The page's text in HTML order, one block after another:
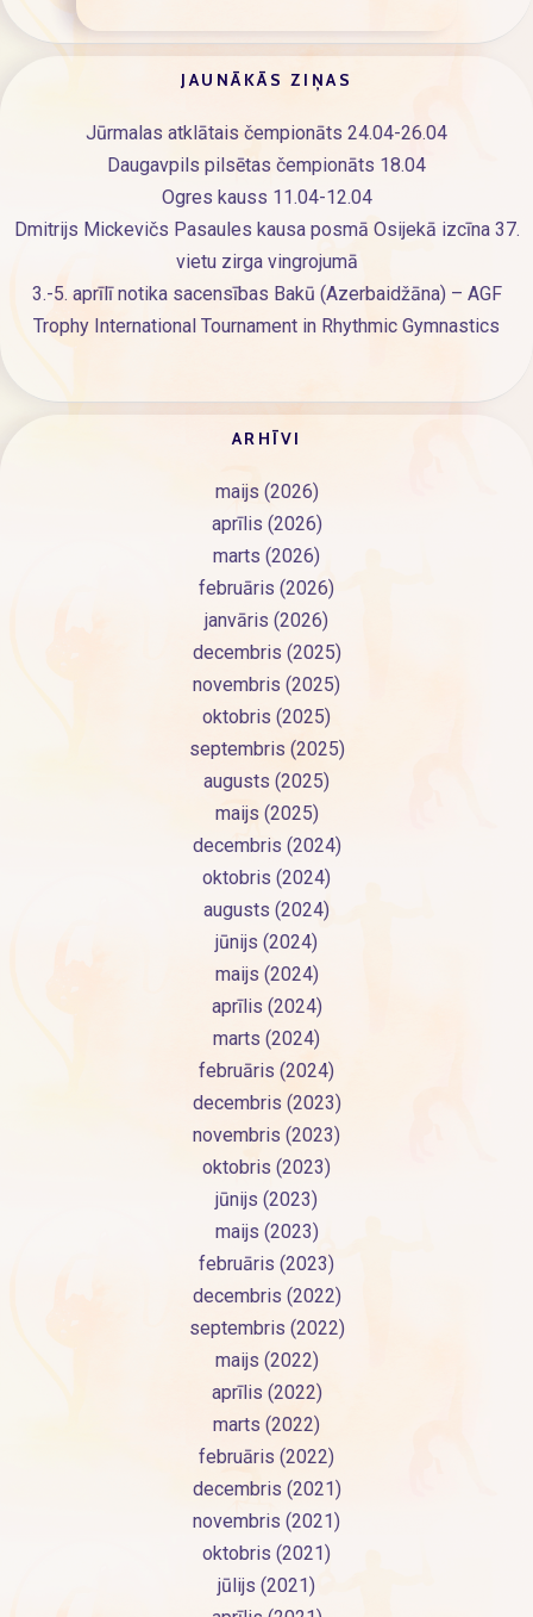
JAUNĀKĀS ZIŅAS
Jūrmalas atklātais čempionāts 24.04-26.04
Daugavpils pilsētas čempionāts 18.04
Ogres kauss 11.04-12.04
Dmitrijs Mickevičs Pasaules kausa posmā Osijekā izcīna 37.
vietu zirga vingrojumā
3.-5. aprīlī notika sacensības Bakū (Azerbaidžāna) – AGF
Trophy International Tournament in Rhythmic Gymnastics
ARHĪVI
maijs (2026)
aprīlis (2026)
marts (2026)
februāris (2026)
janvāris (2026)
decembris (2025)
novembris (2025)
oktobris (2025)
septembris (2025)
augusts (2025)
maijs (2025)
decembris (2024)
oktobris (2024)
augusts (2024)
jūnijs (2024)
maijs (2024)
aprīlis (2024)
marts (2024)
februāris (2024)
decembris (2023)
novembris (2023)
oktobris (2023)
jūnijs (2023)
maijs (2023)
februāris (2023)
decembris (2022)
septembris (2022)
maijs (2022)
aprīlis (2022)
marts (2022)
februāris (2022)
decembris (2021)
novembris (2021)
oktobris (2021)
jūlijs (2021)